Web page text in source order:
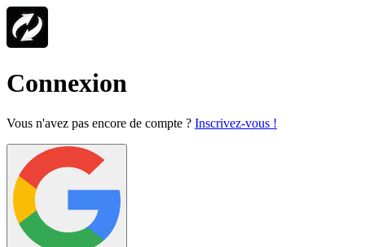
Connexion
Vous n'avez pas encore de compte ? Inscrivez-vous !